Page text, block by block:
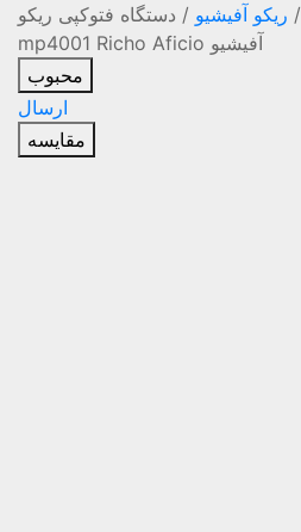
/ ریکو آفیشیو / دستگاه فتوکپی ریکو
آفیشیو mp4001 Richo Aficio
محبوب
ارسال
مقایسه